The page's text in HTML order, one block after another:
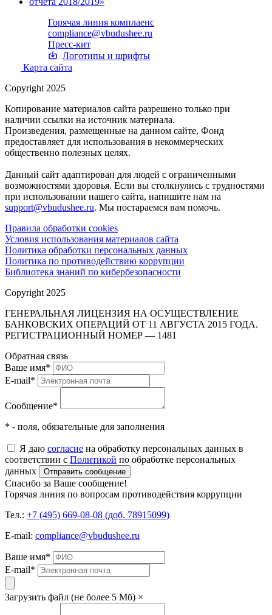
Горячая линия комплаенс
compliance@vbudushee.ru
Пресс-кит
Логотипы и шрифты
Карта сайта
Copyright 2025
Копирование материалов сайта разрешено только при
наличии ссылки на источник материала.
Произведения, размещенные на данном сайте, Фонд
предоставляет для использования в некоммерческих
общественно полезных целях.
Данный сайт адаптирован для людей с ограниченными
возможностями здоровья. Если вы столкнулись с трудностями
при использовании нашего сайта, напишите нам на
support@vbudushee.ru. Мы постараемся вам помочь.
Правила обработки cookies
Условия использования материалов сайта
Политика обработки персональных данных
Политика по противодействию коррупции
Библиотека знаний по кибербезопасности
Copyright 2025
ГЕНЕРАЛЬНАЯ ЛИЦЕНЗИЯ НА ОСУЩЕСТВЛЕНИЕ
БАНКОВСКИХ ОПЕРАЦИЙ ОТ 11 АВГУСТА 2015 ГОДА.
РЕГИСТРАЦИОННЫЙ НОМЕР — 1481
Обратная связь
Ваше имя*
E-mail*
Сообщение*
* - поля, обязательные для заполнения
Я даю согласие на обработку персональных данных в
соответствии с Политикой по обработке персональных
данных
Отправить сообщение
Спасибо за Ваше сообщение!
Горячая линия по вопросам противодействия коррупции
Тел.: +7 (495) 669-08-08 (доб. 78915099)
E-mail: compliance@vbudushee.ru
Ваше имя*
E-mail*
Загрузить файл (не более 5 Мб) ×